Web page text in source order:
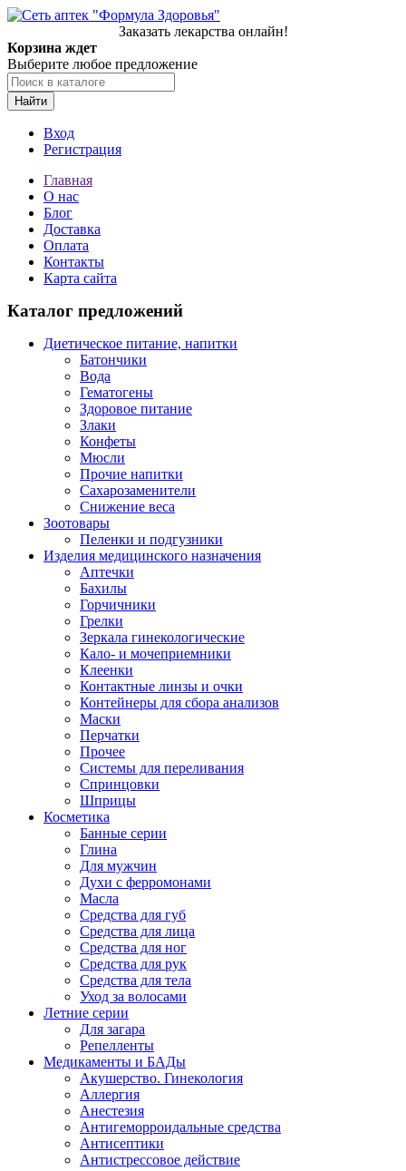
Заказать лекарства онлайн!
Корзина ждет
Выберите любое предложение
Найти
Вход
Регистрация
Главная
О нас
Блог
Доставка
Оплата
Контакты
Карта сайта
Каталог предложений
Диетическое питание, напитки
Батончики
Вода
Гематогены
Здоровое питание
Злаки
Конфеты
Мюсли
Прочие напитки
Сахарозаменители
Снижение веса
Зоотовары
Пеленки и подгузники
Изделия медицинского назначения
Аптечки
Бахилы
Горчичники
Грелки
Зеркала гинекологические
Кало- и мочеприемники
Клеенки
Контактные линзы и очки
Контейнеры для сбора анализов
Маски
Перчатки
Прочее
Системы для переливания
Спринцовки
Шприцы
Косметика
Банные серии
Глина
Для мужчин
Духи с ферромонами
Масла
Средства для губ
Средства для лица
Средства для ног
Средства для рук
Средства для тела
Уход за волосами
Летние серии
Для загара
Репелленты
Медикаменты и БАДы
Акушерство. Гинекология
Аллергия
Анестезия
Антигеморроидальные средства
Антисептики
Антистрессовое действие